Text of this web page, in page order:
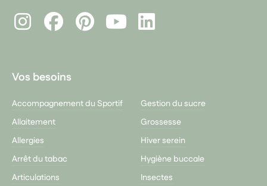
InstagramFacebookPinterest
LinkedIn
Vos besoins
Accompagnement du Sportif
Allaitement
Allergies
Arrêt du tabac
Articulations
Gestion du sucre
Grossesse
Hiver serein
Hygiène buccale
Insectes